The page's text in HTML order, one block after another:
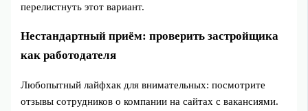
перелистнуть этот вариант.
Нестандартный приём: проверить застройщика
как работодателя
Любопытный лайфхак для внимательных: посмотрите
отзывы сотрудников о компании на сайтах с вакансиями.